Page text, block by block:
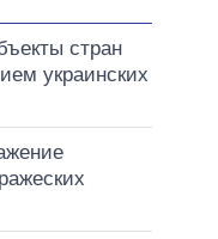
стран
украинских